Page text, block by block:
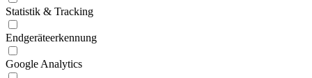
Statistik & Tracking
Endgeräteerkennung
Google Analytics